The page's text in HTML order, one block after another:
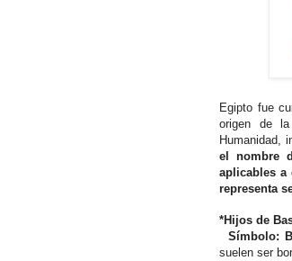
Egipto fue
origen de
Humanidad,
el nombre
aplicables a
representa
*Hijos de
Símbolo:
suelen ser